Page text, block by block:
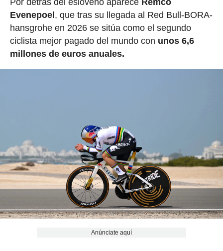
Por detrás del esloveno aparece Remco
Evenepoel , que tras su llegada al Red Bull-BORA-
hansgrohe en 2026 se sitúa como el segundo
ciclista mejor pagado del mundo con unos 6,6
millones de euros anuales.
Anúnciate aquí